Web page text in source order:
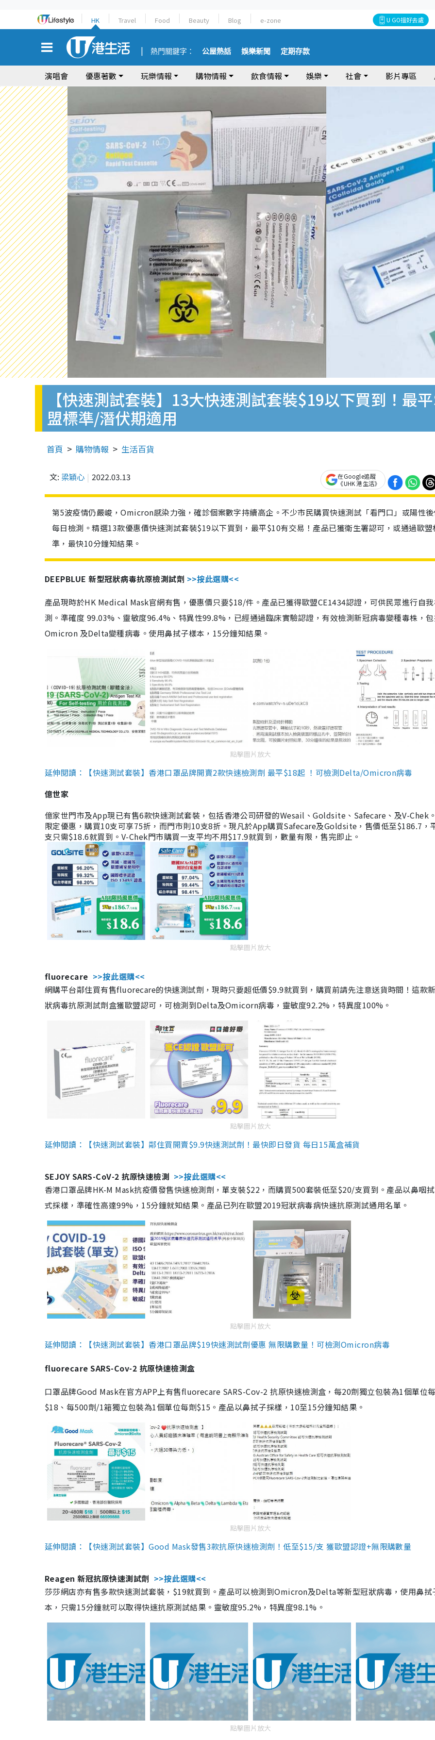
HK Travel Food Beauty Blog e-zone U GO搵好去處
熱門關鍵字： 公屋熱話 娛樂新聞 定期存款
演唱會 優惠著數 玩樂情報 購物情報 飲食情報 娛樂 社會 影片專區
【快速測試套裝】13大快速測試套裝$19以下買到！最
盟標準/潛伏期適用
首頁 購物情報 生活百貨
文: 梁穎心 2022.03.13
在Google追蹤
《UHK 港生活》
第5波疫情仍嚴峻，Omicron感染力強，確診個案數字持續高企。不少市民購買快速測試「看門口」或陽性
每日檢測。精選13款優惠價快速測試套裝$19以下買到，最平$10有交易！產品已獲衛生署認可，或通過歐盟
準，最快10分鐘知結果。
DEEPBLUE 新型冠狀病毒抗原檢測試劑 >>按此選購<<
產品現時於HK Medical Mask官網有售，優惠價只要$18/件。產品已獲得歐盟CE1434認證，可供民眾進行自
測。準確度 99.03%、靈敏度96.4%、特異性99.8%，已經通過臨床實驗認證，有效檢測新冠病毒變種毒株，
Omicron 及Delta變種病毒。使用鼻拭子樣本，15分鐘知結果。
點擊圖片放大
延伸閱讀：【快速測試套裝】香港口罩品牌開賣2款快速檢測劑 最平$18起 ！可檢測Delta/Omicron病毒
億世家
億家世門市及App現已有售6款快速測試套裝，包括香港公司研發的Wesail、Goldsite、Safecare、及V-Chek
限定優惠，購買10支可享75折，而門市則10支8折。現凡於App購買Safecare及Goldsite，售價低至$186.7，
支只需$18.6就買到。V-Chek門市購買一支平均不用$17.9就買到，數量有限，售完即止。
點擊圖片放大
fluorecare >>按此選購<<
網購平台鄰住買有售fluorecare的快速測試劑，現時只要超低價$9.9就買到，購買前請先注意送貨時間！這款
狀病毒抗原測試劑盒獲歐盟認可，可檢測到Delta及Omicorn病毒，靈敏度92.2%，特異度100%。
點擊圖片放大
延伸閱讀：【快速測試套裝】鄰住買開賣$9.9快速測試劑！最快即日發貨 每日15萬盒補貨
SEJOY SARS-CoV-2 抗原快速檢測 >>按此選購<<
香港口罩品牌HK-M Mask抗疫價發售快速檢測劑，單支裝$22，而購買500套裝低至$20/支買到。產品以鼻咽
式採樣，準確性高達99%，15分鐘就知結果。產品已列在歐盟2019冠狀病毒病快速抗原測試通用名單。
點擊圖片放大
延伸閱讀：【快速測試套裝】香港口罩品牌$19快速測試劑優惠 無限購數量！可檢測Omicron病毒
fluorecare SARS-Cov-2 抗原快速檢測盒
口罩品牌Good Mask在官方APP上有售fluorecare SARS-Cov-2 抗原快速檢測盒，每20劑獨立包裝為1個單位
$18、每500劑/1箱獨立包裝為1個單位每劑$15。產品以鼻拭子採樣，10至15分鐘知結果。
點擊圖片放大
延伸閱讀：【快速測試套裝】Good Mask發售3款抗原快速檢測劑！低至$15/支 獲歐盟認證+無限購數量
Reagen 新冠抗原快速測試劑 >>按此選購<<
莎莎網店亦有售多款快速測試套裝，$19就買到。產品可以檢測到Omicron及Delta等新型冠狀病毒，使用鼻拭
本，只需15分鐘就可以取得快速抗原測試結果。靈敏度95.2%，特異度98.1%。
點擊圖片放大